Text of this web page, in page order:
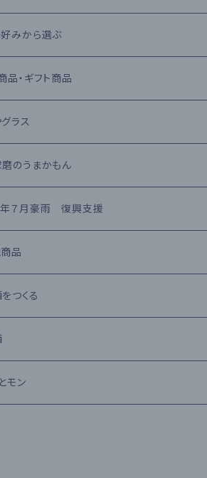
ル
産 日本酒
造場
造
造
場
造
造
造
イプ
イプ
タータイプ
留法
法
成古酒 3年以上
成古酒 10年以上
ル度数 30%以上
ル度数 20%未満
ル度数 25%前後
みから選ぶ
ー
ー
品・ギフト商品
ラス
のうまかもん
み物
油・調味料
つまみ
年７月豪雨 復興支援
品
つくる
2023
モン